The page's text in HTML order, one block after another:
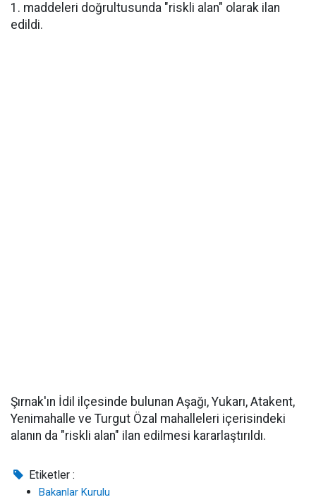
1. maddeleri doğrultusunda "riskli alan" olarak ilan
edildi.
Şırnak'ın İdil ilçesinde bulunan Aşağı, Yukarı, Atakent,
Yenimahalle ve Turgut Özal mahalleleri içerisindeki
alanın da "riskli alan" ilan edilmesi kararlaştırıldı.
Etiketler :
Bakanlar Kurulu